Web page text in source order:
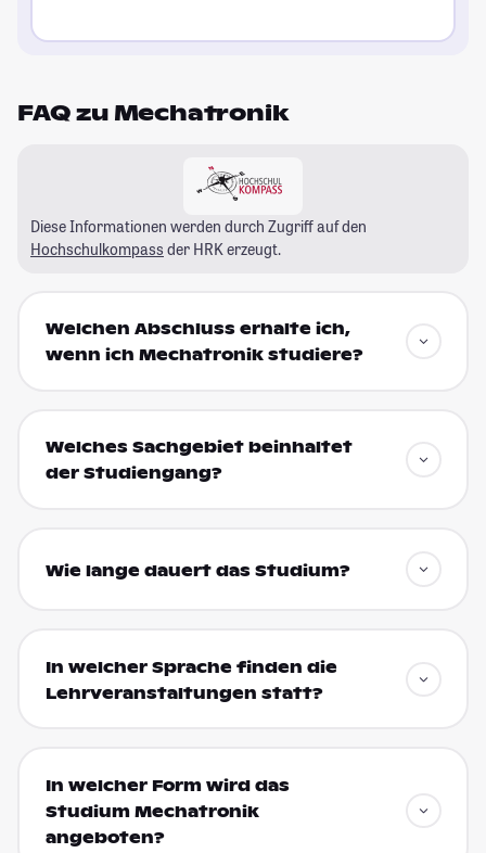
FAQ zu Mechatronik
Diese Informationen werden durch Zugriff auf den
Hochschulkompass der HRK erzeugt.
Welchen Abschluss erhalte ich,
wenn ich Mechatronik studiere?
Welches Sachgebiet beinhaltet
der Studiengang?
Wie lange dauert das Studium?
In welcher Sprache finden die
Lehrveranstaltungen statt?
In welcher Form wird das
Studium Mechatronik
angeboten?